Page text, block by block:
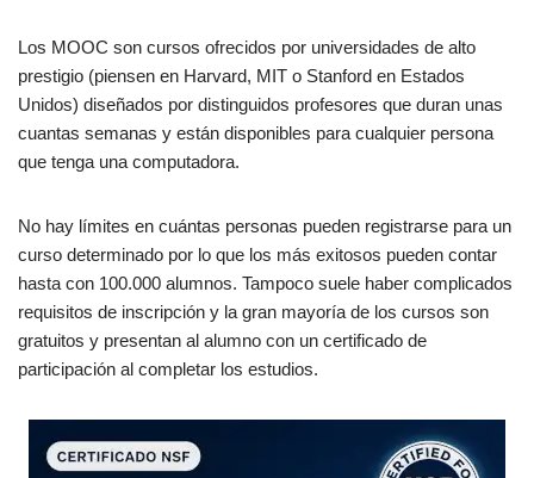
Los MOOC son cursos ofrecidos por universidades de alto
prestigio (piensen en Harvard, MIT o Stanford en Estados
Unidos) diseñados por distinguidos profesores que duran unas
cuantas semanas y están disponibles para cualquier persona
que tenga una computadora.
No hay límites en cuántas personas pueden registrarse para un
curso determinado por lo que los más exitosos pueden contar
hasta con 100.000 alumnos. Tampoco suele haber complicados
requisitos de inscripción y la gran mayoría de los cursos son
gratuitos y presentan al alumno con un certificado de
participación al completar los estudios.